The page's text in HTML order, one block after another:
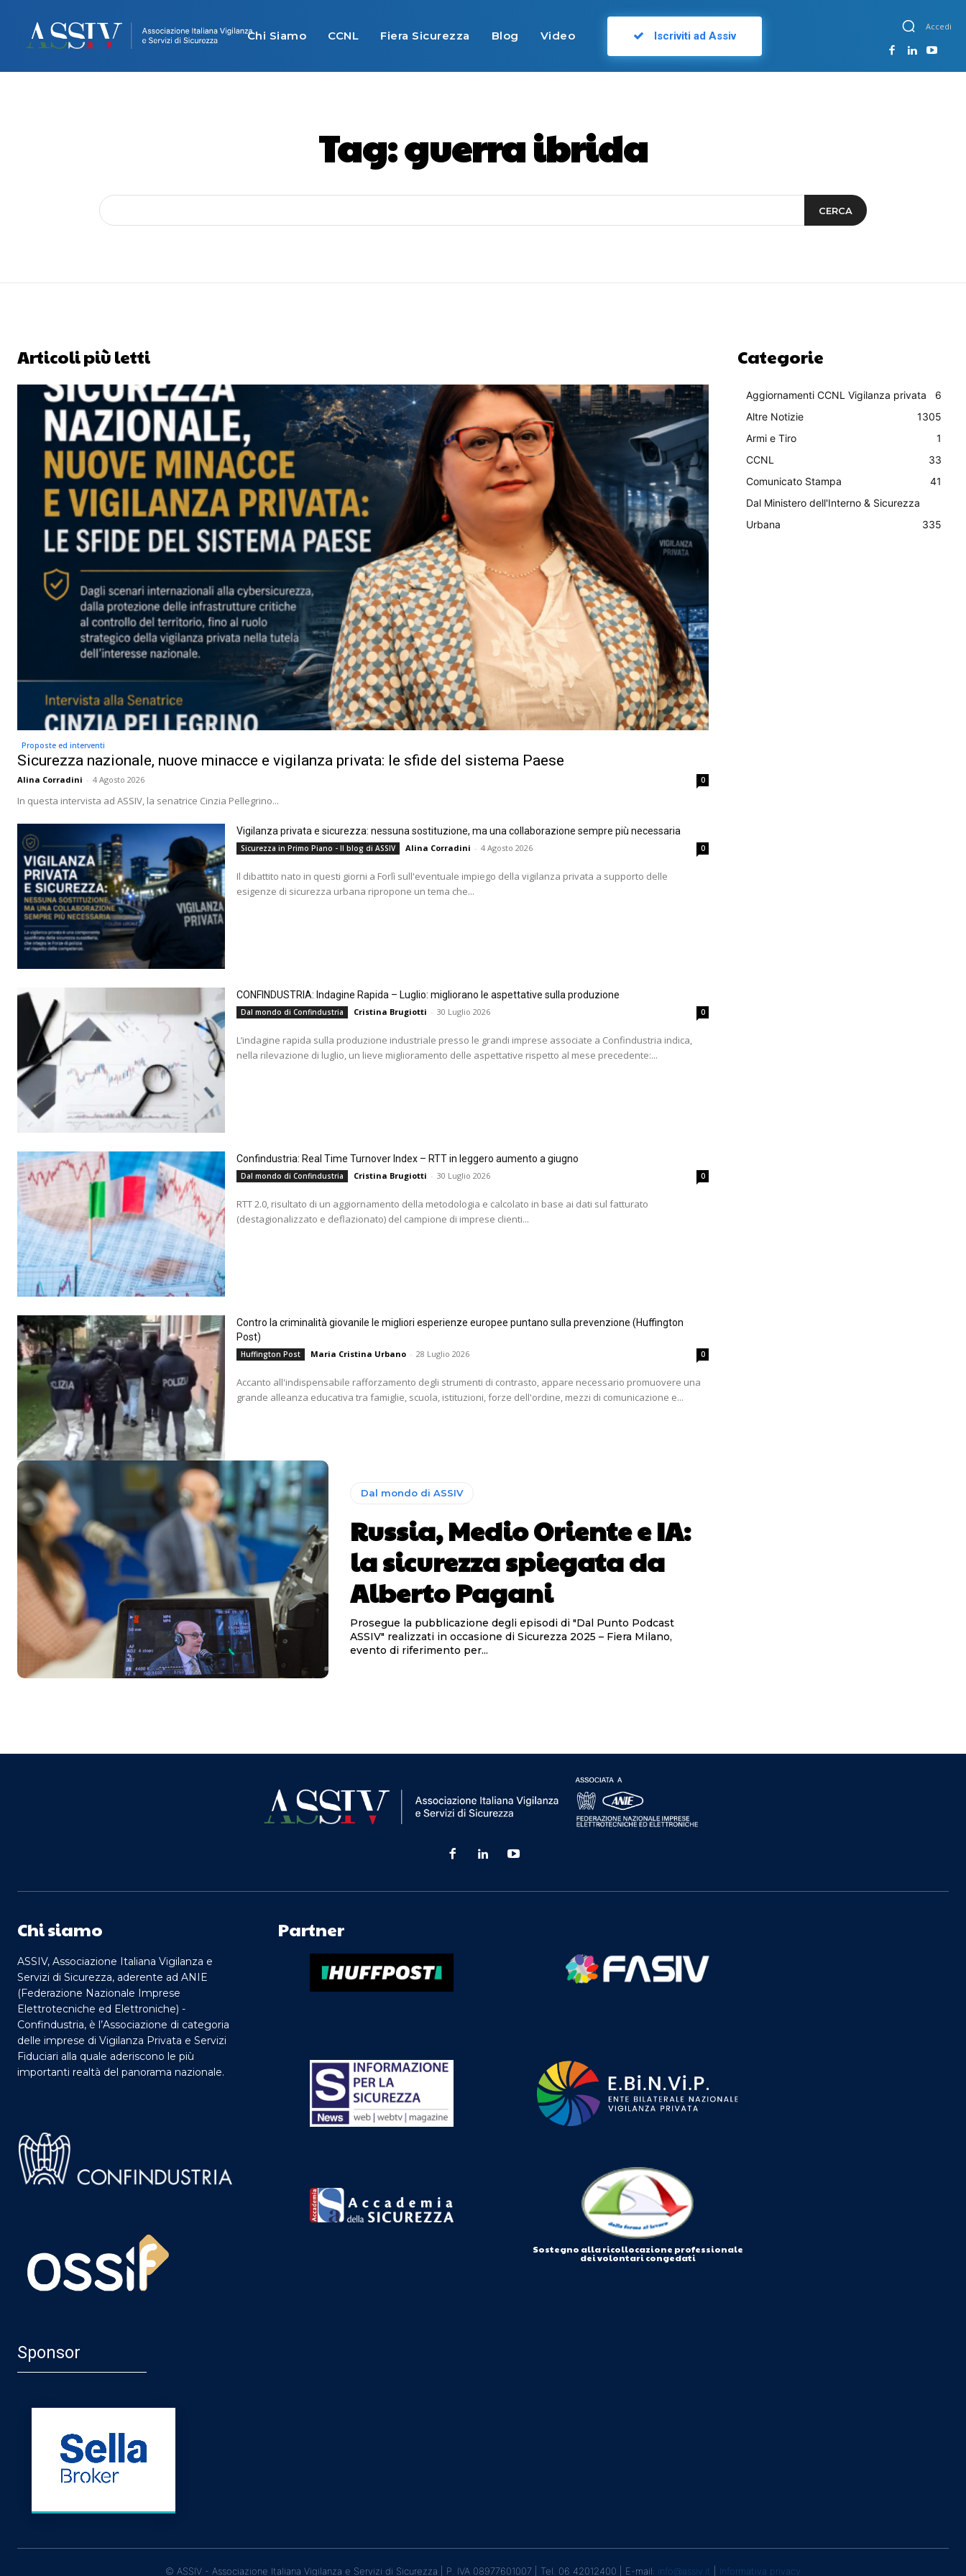
Chi Siamo CCNL Fiera Sicurezza Blog Video Iscriviti ad Assiv
Accedi
Tag:guerra ibrida
CERCA
Articoli più letti
Proposte ed interventi
Sicurezza nazionale, nuove minacce e vigilanza privata: le sfide del sistema Paese
Alina Corradini - 4 Agosto 2026 0
In questa intervista ad ASSIV, la senatrice Cinzia Pellegrino...
Vigilanza privata e sicurezza: nessuna sostituzione, ma una collaborazione sempre più necessaria
Sicurezza in Primo Piano - Il blog di ASSIV Alina Corradini - 4 Agosto 2026 0
Il dibattito nato in questi giorni a Forlì sull'eventuale impiego della vigilanza privata a supporto delle
esigenze di sicurezza urbana ripropone un tema che...
CONFINDUSTRIA: Indagine Rapida – Luglio: migliorano le aspettative sulla produzione
Dal mondo di Confindustria Cristina Brugiotti - 30 Luglio 2026 0
L’indagine rapida sulla produzione industriale presso le grandi imprese associate a Confindustria indica,
nella rilevazione di luglio, un lieve miglioramento delle aspettative rispetto al mese precedente:...
Confindustria: Real Time Turnover Index – RTT in leggero aumento a giugno
Dal mondo di Confindustria Cristina Brugiotti - 30 Luglio 2026 0
RTT 2.0, risultato di un aggiornamento della metodologia e calcolato in base ai dati sul fatturato
(destagionalizzato e deflazionato) del campione di imprese clienti...
Contro la criminalità giovanile le migliori esperienze europee puntano sulla prevenzione (Huffington
Post)
Huffington Post Maria Cristina Urbano - 28 Luglio 2026 0
Accanto all'indispensabile rafforzamento degli strumenti di contrasto, appare necessario promuovere una
grande alleanza educativa tra famiglie, scuola, istituzioni, forze dell'ordine, mezzi di comunicazione e...
Dal mondo di ASSIV
Russia, Medio Oriente e IA:
la sicurezza spiegata da
Alberto Pagani
Prosegue la pubblicazione degli episodi di "Dal Punto Podcast
ASSIV" realizzati in occasione di Sicurezza 2025 – Fiera Milano,
evento di riferimento per...
Categorie
Aggiornamenti CCNL Vigilanza privata
6
Altre Notizie
1305
Armi e Tiro
1
CCNL
33
Comunicato Stampa
41
Dal Ministero dell'Interno & Sicurezza
Urbana
335
Chi siamo
ASSIV, Associazione Italiana Vigilanza e
Servizi di Sicurezza, aderente ad ANIE
(Federazione Nazionale Imprese
Elettrotecniche ed Elettroniche) -
Confindustria, è l’Associazione di categoria
delle imprese di Vigilanza Privata e Servizi
Fiduciari alla quale aderiscono le più
importanti realtà del panorama nazionale.
Partner
Sostegno alla ricollocazione professionale
dei volontari congedati
Sponsor
© ASSIV - Associazione Italiana Vigilanza e Servizi di Sicurezza | P. IVA 08977601007 | Tel. 06 42012400 | E-mail: info@assiv.it Informativa privacy